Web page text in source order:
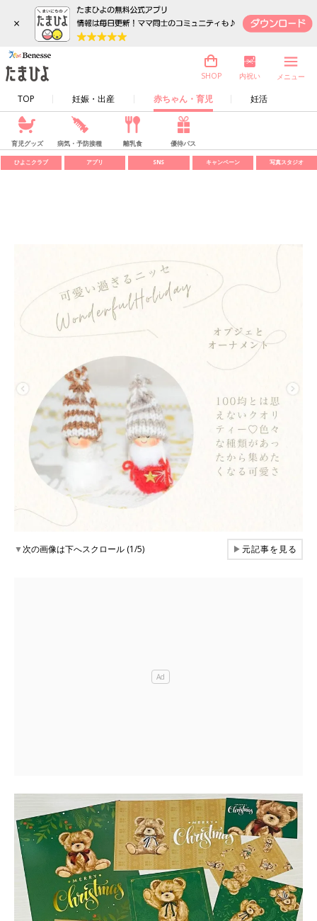
×
TOP 妊娠・出産 赤ちゃん・育児 妊活
SHOP 内祝い メニュー
育児グッズ 病気・予防接種 離乳食 優待パス
ひよこクラブ アプリ SNS キャンペーン 写真スタジオ
▼次の画像は下へスクロール (1/5) ▶元記事を見る